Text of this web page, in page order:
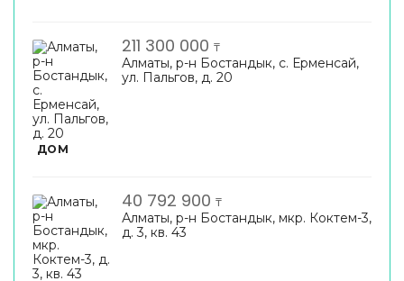
ДОМ
211 300 000 ₸
Алматы, р-н Бостандык, с. Ерменсай,
ул. Пальгов, д. 20
40 792 900 ₸
Алматы, р-н Бостандык, мкр. Коктем-3,
д. 3, кв. 43